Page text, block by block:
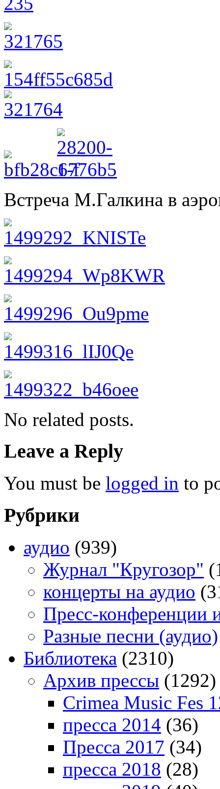
Встреча М.Галкина в
No related posts.
Leave a Reply
You must be logged in to
Рубрики
аудио (939)
Журнал "Кругозор"
концерты на аудио
Пресс-конференции
Разные песни (аудио)
Библиотека (2310)
Архив прессы (1292)
Crimea Music Fes
пресса 2014 (36)
Пресса 2017 (34)
пресса 2018 (28)